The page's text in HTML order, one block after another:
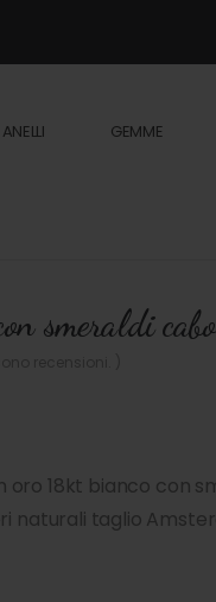
ANELLI GEMME
smeraldi
oro 18kt bianco con
naturali taglio